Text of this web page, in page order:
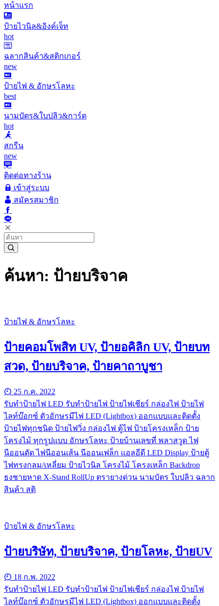
หน้าแรก
ป้ายไวนิล&อิงค์เจ็ท
hot
ฉลากสินค้า&สติกเกอร์
new
ป้ายไฟ & อักษรโลหะ
best
นามบัตร&ใบปลิว&การ์ด
hot
สกรีน
new
ติดต่อทางร้าน
เข้าสู่ระบบ
สมัครสมาชิก
ค้นหา: ป้ายบริจาค
ป้ายไฟ & อักษรโลหะ
ป้ายคอมโพสิท UV, ป้ายอคิลิก UV, ป้ายบท
สวด, ป้ายบริจาค, ป้ายคาถาบูชา
25 ก.ค. 2022
รับทําป้ายไฟ LED รับทำป้ายไฟ ป้ายไฟเชียร์ กล่องไฟ ป้ายไฟ
ไลท์บ๊อกซ์ ตัวอักษรมีไฟ LED (Lightbox) ออกแบบและติดตั้ง
ป้ายไฟทุกชนิด ป้ายไฟวิ่ง กล่องไฟ ตู้ไฟ ป้ายโครงเหล็ก ป้าย
โครงไม้ ทุกรูปแบบ อักษรโลหะ ป้ายบ้านเลขที่ พลาสวูด ไฟ
นีออนดัด ไฟนีออนเส้น นีออนเฟล็ก แอลอีดี LED Display ป้ายตู้
ไฟทรงกลม/เหลี่ยม ป้ายไวนิล โครงไม้ โครงเหล็ก Backdrop
ธงชายหาด X-Stand RollUp ตรายางด่วน นามบัตร ใบปลิว ฉลาก
สินค้า สติ
ป้ายไฟ & อักษรโลหะ
ป้ายบริษัท, ป้ายบริจาค, ป้ายโลหะ, ป้ายUV
18 ก.พ. 2022
รับทําป้ายไฟ LED รับทำป้ายไฟ ป้ายไฟเชียร์ กล่องไฟ ป้ายไฟ
ไลท์บ๊อกซ์ ตัวอักษรมีไฟ LED (Lightbox) ออกแบบและติดตั้ง